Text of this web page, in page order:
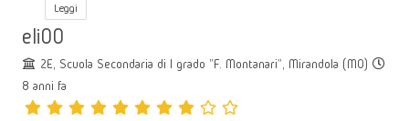
Leggi
eli00
2E, Scuola Secondaria di I grado "F. Montanari", Mirandola (MO)
8 anni fa